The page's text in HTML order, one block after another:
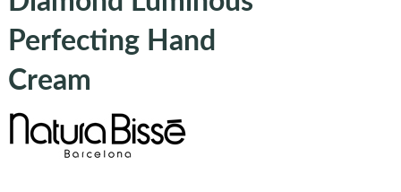
Perfecting Hand
Cream